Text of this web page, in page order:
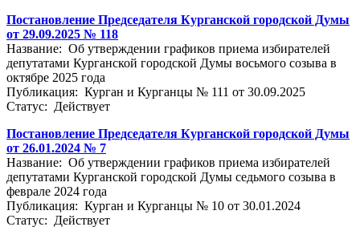
Постановление Председателя Курганской городской Думы
от 29.09.2025 № 118
Название: Об утверждении графиков приема избирателей
депутатами Курганской городской Думы восьмого созыва в
октябре 2025 года
Публикация: Курган и Курганцы № 111 от 30.09.2025
Статус: Действует
Постановление Председателя Курганской городской Думы
от 26.01.2024 № 7
Название: Об утверждении графиков приема избирателей
депутатами Курганской городской Думы седьмого созыва в
феврале 2024 года
Публикация: Курган и Курганцы № 10 от 30.01.2024
Статус: Действует